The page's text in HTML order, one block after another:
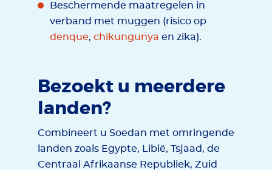
Beschermende maatregelen in
verband met muggen (risico op
denque, chikungunya en zika).
Bezoekt u meerdere
landen?
Combineert u Soedan met omringende
landen zoals Egypte, Libië, Tsjaad, de
Centraal Afrikaanse Republiek, Zuid